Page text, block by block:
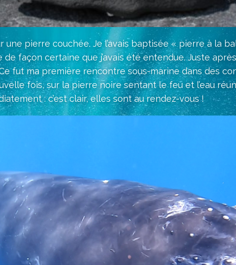
pierre couchée. Je l’avais baptisée « pierre à la
façon certaine que j’avais été entendue. Juste
fut ma première rencontre sous-marine dans des
fois, sur la pierre noire sentant le feu et l’eau
: c’est clair, elles sont au rendez-